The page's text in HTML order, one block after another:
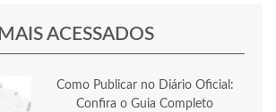
MAIS ACESSADOS
Como Publicar no Diário Oficial:
Confira o Guia Completo